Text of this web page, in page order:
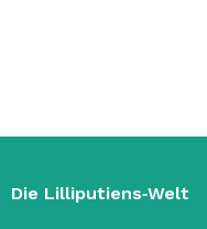
Die Lilliputiens‑Welt